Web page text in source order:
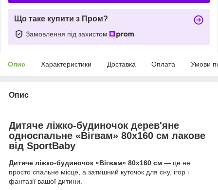
Що таке купити з Пром?
Замовлення під захистом
Опис Характеристики Доставка Оплата Умови
Опис
Дитяче ліжко-будиночок дерев'яне
односпальне «Вігвам» 80х160 см лакове
від SportBaby
Дитяче ліжко-будиночок «Вігвам» 80х160 см — це не
просто спальне місце, а затишний куточок для сну, ігор і
фантазії вашої дитини.